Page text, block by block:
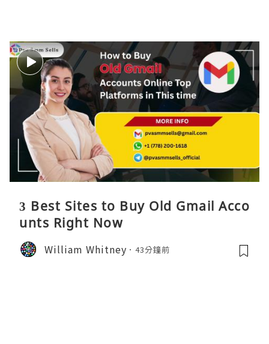
3 Best Sites to Buy Old Gmail Acco
unts Right Now
William Whitney 43分鐘前